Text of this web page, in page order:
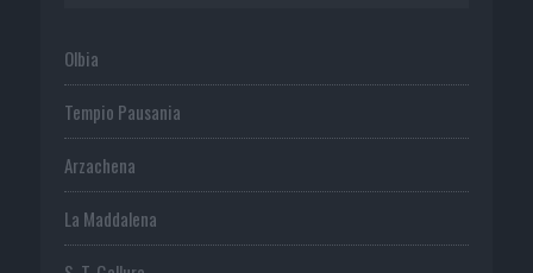
Olbia
Tempio Pausania
Arzachena
La Maddalena